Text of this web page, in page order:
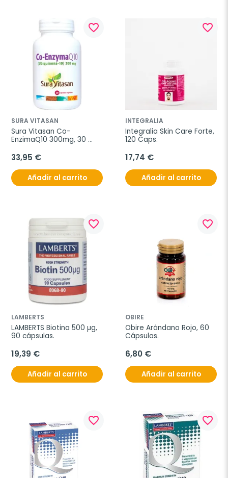
favorite_border
SURA VITASAN
Sura Vitasan Co-
EnzimaQ10 300mg, 30
33,95 €
Añadir al carrito
favorite_border
INTEGRALIA
Integralia Skin Care Forte,
120 Caps.
17,74 €
Añadir al carrito
favorite_border
LAMBERTS
LAMBERTS Biotina 500 µg,
90 cápsulas.
19,39 €
Añadir al carrito
favorite_border
OBIRE
Obire Arándano Rojo, 60
Cápsulas.
6,80 €
Añadir al carrito
favorite_border favorite_border